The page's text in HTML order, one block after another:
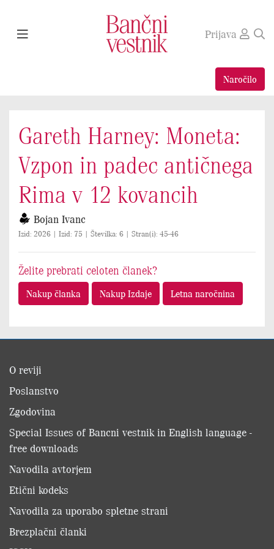
Prijava
Naročilo
Gareth Harney: Moneta:
Vzpon in padec antičnega
Rima v 12 kovancih
Bojan Ivanc
Izid: 2026 | Izid: 75 | Številka: 6 | Stran(i): 45-46
Želite prebrati celoten članek?
Nakup članka Nakup Izdaje Letna naročnina
O reviji
Poslanstvo
Zgodovina
Special Issues of Bancni vestnik in English language -
free downloads
Navodila avtorjem
Etični kodeks
Navodila za uporabo spletne strani
Brezplačni članki